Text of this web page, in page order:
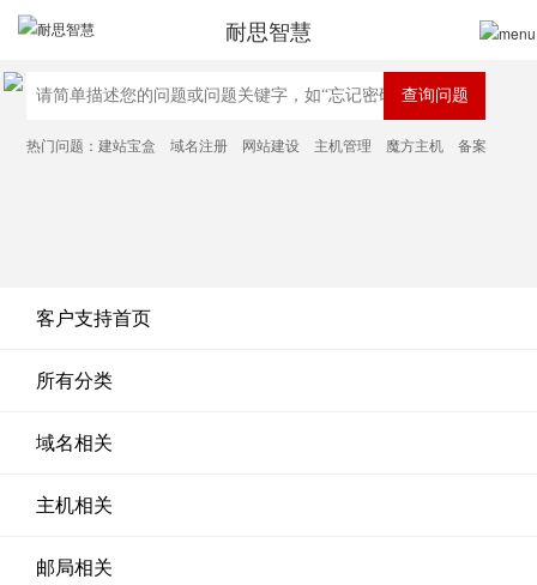
耐思智慧
热门问题：建站宝盒 域名注册 网站建设 主机管理 魔方主机 备案
客户支持首页
所有分类
域名相关
主机相关
邮局相关